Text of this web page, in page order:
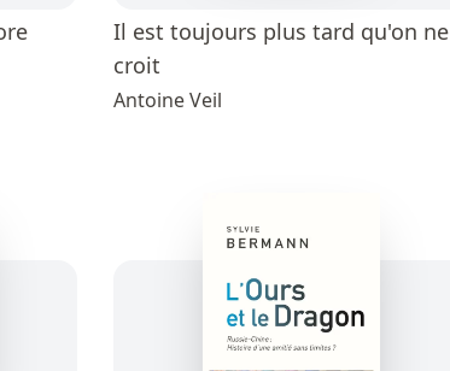
Il est toujours plus tard qu'on ne
croit
Antoine Veil